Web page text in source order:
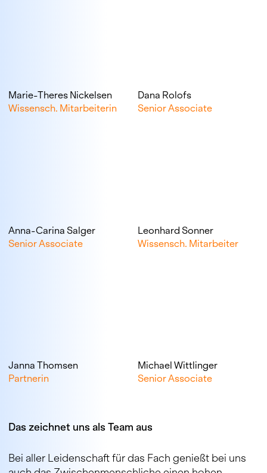
Marie-Theres Nickelsen
Wissensch. Mitarbeiterin
Dana Rolofs
Senior Associate
Anna-Carina Salger
Senior Associate
Leonhard Sonner
Wissensch. Mitarbeiter
Janna Thomsen
Partnerin
Michael Wittlinger
Senior Associate
Das zeichnet uns als Team aus
Bei aller Leidenschaft für das Fach genießt bei uns